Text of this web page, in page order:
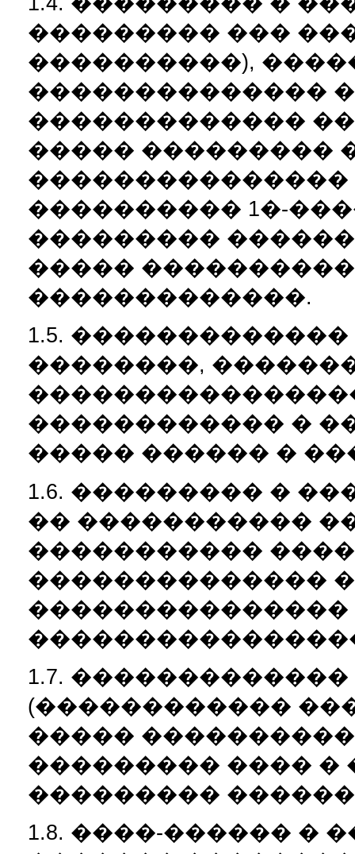
��������� ���
����������),
��������������
�������������
����� ���������
���������� 1�-
���������
�����
�������������.
1.5.
��������,
������������ �
����� ������ �
1.6. ��������� �
�� �����������
�����������
��������������
1.7.
(������������
�����
��������� ���� �
���������
1.8. ����-������ �